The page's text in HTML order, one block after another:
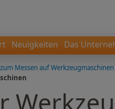
Neuigkeiten Das
Messen auf Werkzeugmaschinen